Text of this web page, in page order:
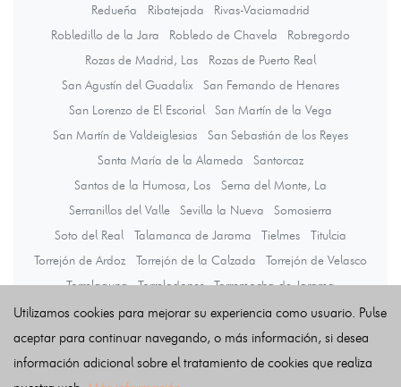
Redueña
Ribatejada
Rivas-Vaciamadrid
Robledillo de la Jara
Robledo de Chavela
Robregordo
Rozas de Madrid, Las
Rozas de Puerto Real
San Agustín del Guadalix
San Fernando de Henares
San Lorenzo de El Escorial
San Martín de la Vega
San Martín de Valdeiglesias
San Sebastián de los Reyes
Santa María de la Alameda
Santorcaz
Santos de la Humosa, Los
Serna del Monte, La
Serranillos del Valle
Sevilla la Nueva
Somosierra
Soto del Real
Talamanca de Jarama Tielmes
Titulcia
Torrejón de Ardoz
Torrejón de la Calzada
Torrejón de Velasco
Torrelaguna
Torrelodones
Torremocha de Jarama
Torres de la Alameda
Tres Cantos Valdaracete
Valdeavero
Valdelaguna
Valdemanco Valdemaqueda
Valdemorillo
Valdemoro
Valdeolmos-Alalpardo
Valdepiélagos
Utilizamos cookies para mejorar su experiencia como usuario. Pulse
aceptar para continuar navegando, o más información, si desea
información adicional sobre el tratamiento de cookies que realiza